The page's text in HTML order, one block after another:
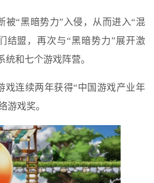
被“黑暗势力”入侵，从而进入“混
结盟，再次与“黑暗势力”展开激
统和七个游戏阵营。
戏连续两年获得“中国游戏产业年
游戏奖。